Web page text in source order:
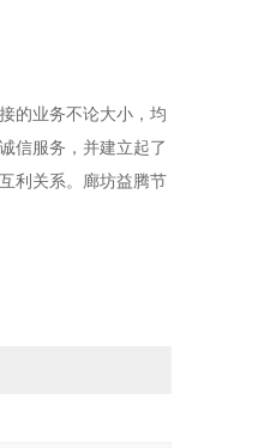
的业务不论大小，均
信服务，并建立起了
利关系。廊坊益腾节